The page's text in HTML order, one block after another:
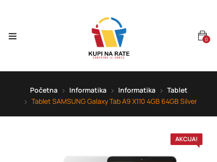
0
Početna Informatika Informatika
Tablet
Tablet SAMSUNG Galaxy Tab A9 X110 4GB 64GB Silver
AKCIJA!